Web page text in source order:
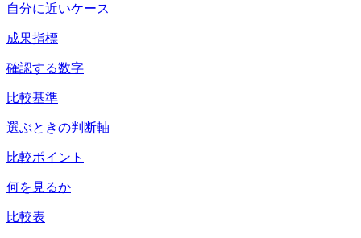
自分に近いケース
成果指標
確認する数字
比較基準
選ぶときの判断軸
比較ポイント
何を見るか
比較表